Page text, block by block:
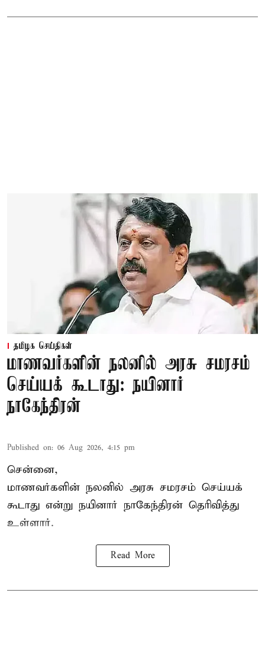
தமிழக செய்திகள்
மாணவர்களின் நலனில் அரசு சமரசம்
செய்யக் கூடாது: நயினார்
நாகேந்திரன்
Published on: 06 Aug 2026, 4:15 pm
சென்னை,
மாணவர்களின் நலனில் அரசு சமரசம் செய்யக்
கூடாது என்று நயினார் நாகேந்திரன் தெரிவித்து
உள்ளார்.
Read More